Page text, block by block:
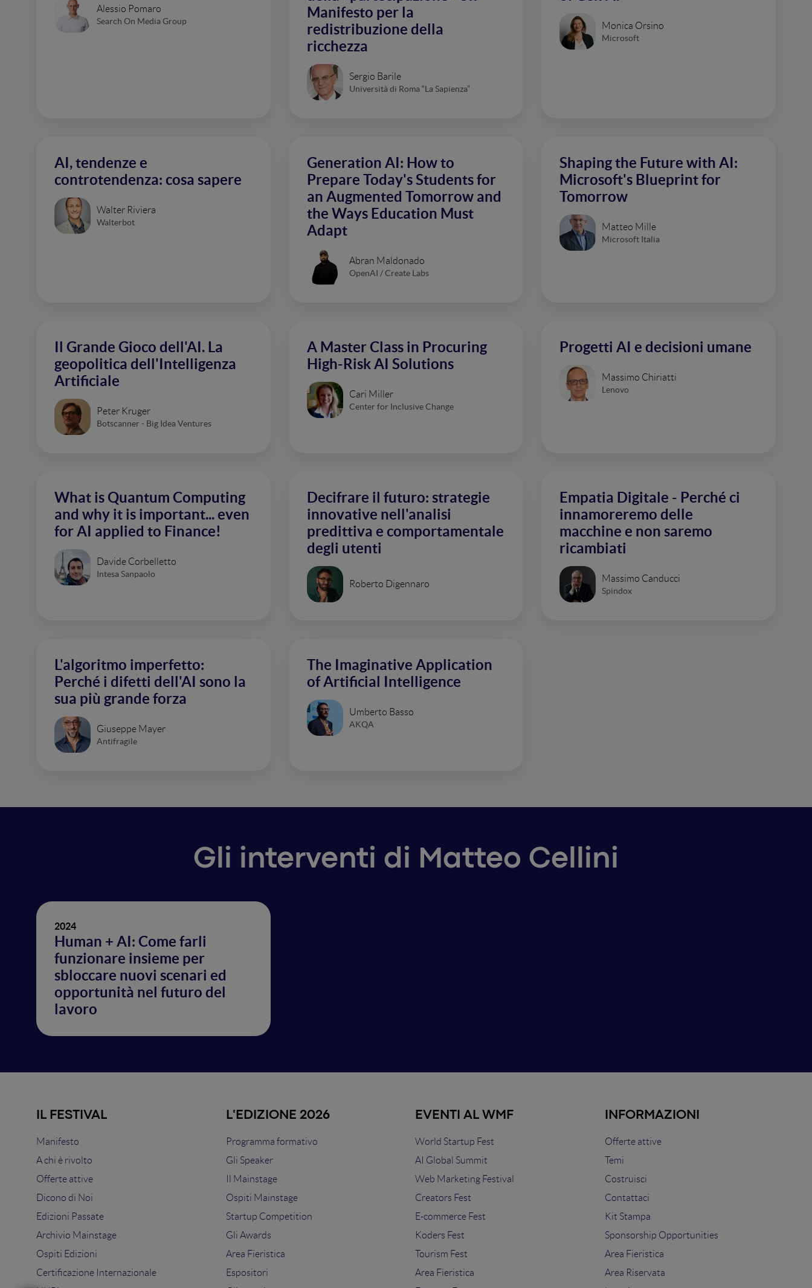
Alessio Pomaro
Search On Media Group
Manifesto per la
redistribuzione della
ricchezza
Sergio Barile
Università di Roma “La Sapienza”
Monica Orsino
Microsoft
AI, tendenze e
controtendenza: cosa sapere
Walter Riviera
Walterbot
Generation AI: How to
Prepare Today's Students for
an Augmented Tomorrow and
the Ways Education Must
Adapt
Abran Maldonado
OpenAI / Create Labs
Shaping the Future with AI:
Microsoft's Blueprint for
Tomorrow
Matteo Mille
Microsoft Italia
Il Grande Gioco dell'AI. La
geopolitica dell'Intelligenza
Artificiale
Peter Kruger
Botscanner - Big Idea Ventures
A Master Class in Procuring
High-Risk AI Solutions
Cari Miller
Center for Inclusive Change
Progetti AI e decisioni umane
Massimo Chiriatti
Lenovo
What is Quantum Computing
and why it is important... even
for AI applied to Finance!
Davide Corbelletto
Intesa Sanpaolo
Decifrare il futuro: strategie
innovative nell'analisi
predittiva e comportamentale
degli utenti
Roberto Digennaro
Empatia Digitale - Perché ci
innamoreremo delle
macchine e non saremo
ricambiati
Massimo Canducci
Spindox
L'algoritmo imperfetto:
Perché i difetti dell'AI sono la
sua più grande forza
Giuseppe Mayer
Antifragile
The Imaginative Application
of Artificial Intelligence
Umberto Basso
AKQA
Gli interventi di Matteo Cellini
2024
Human + AI: Come farli
funzionare insieme per
sbloccare nuovi scenari ed
opportunità nel futuro del
lavoro
IL FESTIVAL
Manifesto
A chi è rivolto
Offerte attive
Dicono di Noi
Edizioni Passate
Archivio Mainstage
Ospiti Edizioni
Certificazione Internazionale
L'EDIZIONE 2026
Programma formativo
Gli Speaker
Il Mainstage
Ospiti Mainstage
Startup Competition
Gli Awards
Area Fieristica
Espositori
EVENTI AL WMF
World Startup Fest
AI Global Summit
Web Marketing Festival
Creators Fest
E-commerce Fest
Koders Fest
Tourism Fest
Area Fieristica
INFORMAZIONI
Offerte attive
Temi
Costruisci
Contattaci
Kit Stampa
Sponsorship Opportunities
Area Fieristica
Area Riservata